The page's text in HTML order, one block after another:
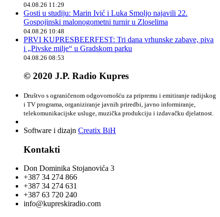
04.08.26 11:29
Gosti u studiju: Marin Ivić i Luka Smoljo najavili 22.
Gospojinski malonogometni turnir u Zloselima
04.08.26 10:48
PRVI KUPRESBEERFEST: Tri dana vrhunske zabave, piva
i „Pivske milje“ u Gradskom parku
04.08.26 08:53
© 2020 J.P. Radio Kupres
Društvo s ograničenom odgovornošću za pripremu i emitiranje radijskog
i TV programa, organiziranje javnih priredbi, javno informiranje,
telekomunikacijske usluge, muzička produkciju i izdavačku djelatnost.
Software i dizajn Creatix BiH
Kontakti
Don Dominika Stojanovića 3
+387 34 274 866
+387 34 274 631
+387 63 720 240
info@kupreskiradio.com